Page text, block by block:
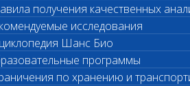
получения качественных
исследования
Шанс Био
программы
по хранению и